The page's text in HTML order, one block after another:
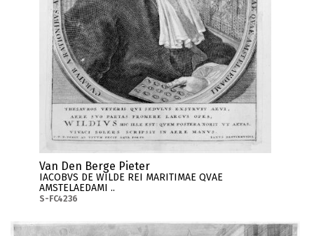
Van Den Berge Pieter
IACOBVS DE WILDE REI MARITIMAE QVAE
AMSTELAEDAMI ..
S-FC4236